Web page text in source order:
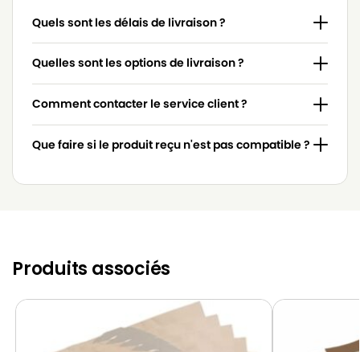
GOBLIN
GOBLIN 8702
GOBLIN
GOBLIN 950.53
GOBLIN
GOBLIN 9505
GOBLIN
GOBLIN AQUAFAM 2000
GOBLIN
GOBLIN AZ 90519
GOBLIN
GOBLIN AZ 917875
GOBLIN
GOBLIN BONUS
GOBLIN BOXER
Quels sont les délais de livraison ?
Quelles sont les options de livraison ?
Comment contacter le service client ?
Que faire si le produit reçu n'est pas compatible ?
Produits associés